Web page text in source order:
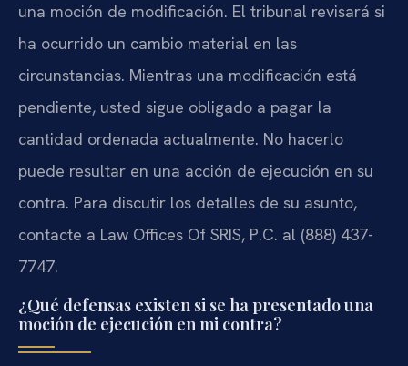
una moción de modificación. El tribunal revisará si
ha ocurrido un cambio material en las
circunstancias. Mientras una modificación está
pendiente, usted sigue obligado a pagar la
cantidad ordenada actualmente. No hacerlo
puede resultar en una acción de ejecución en su
contra. Para discutir los detalles de su asunto,
contacte a Law Offices Of SRIS, P.C. al (888) 437-
7747.
¿Qué defensas existen si se ha presentado una
moción de ejecución en mi contra?